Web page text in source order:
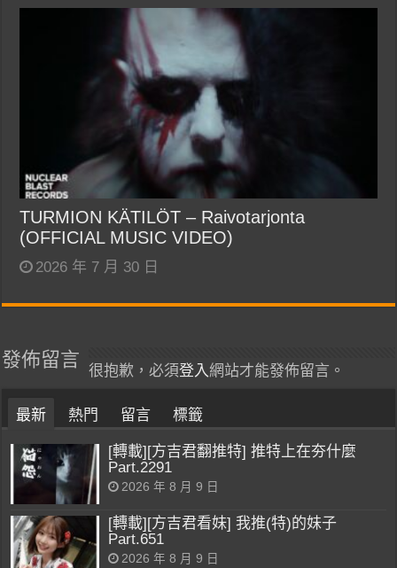
TURMION KÄTILÖT – Raivotarjonta
(OFFICIAL MUSIC VIDEO)
2026 年 7 月 30 日
發佈留言
很抱歉，必須登入網站才能發佈留言。
最新 熱門 留言 標籤
[轉載][方吉君翻推特] 推特上在夯什麼
Part.2291
2026 年 8 月 9 日
[轉載][方吉君看妹] 我推(特)的妹子
Part.651
2026 年 8 月 9 日